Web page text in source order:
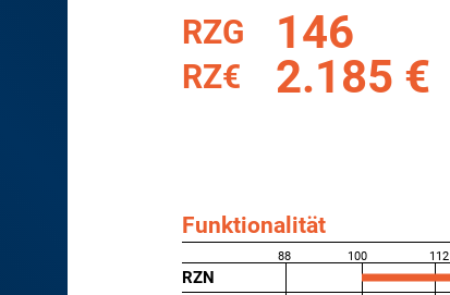
RZG 146
RZ€ 2.185 €
Funktionalität
88 100 112
RZN